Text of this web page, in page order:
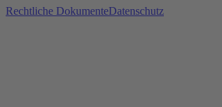
Rechtliche DokumenteDatenschutz